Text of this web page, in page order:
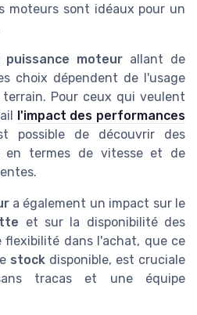
moteurs sont idéaux pour un
puissance moteur allant de
choix dépendent de l'usage
Pour ceux qui veulent
l'impact des performances
possible de découvrir des
en termes de vitesse et de
a également un impact sur le
et sur la disponibilité des
flexibilité dans l'achat, que ce
stock disponible, est cruciale
tracas et une équipe